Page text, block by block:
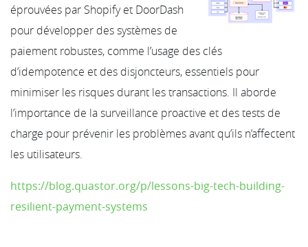
éprouvées par Shopify et DoorDash
pour développer des systèmes de
paiement robustes, comme l’usage des clés
d’idempotence et des disjoncteurs, essentiels pour
minimiser les risques durant les transactions. Il aborde
l’importance de la surveillance proactive et des tests de
charge pour prévenir les problèmes avant qu’ils n’affectent
les utilisateurs.
https://blog.quastor.org/p/lessons-big-tech-building-
resilient-payment-systems